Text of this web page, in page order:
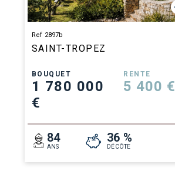
Ref 2897b
SAINT-TROPEZ
BOUQUET
1 780 000
€
RENTE
5 400 €
84
ANS
36 %
DÉCÔTE